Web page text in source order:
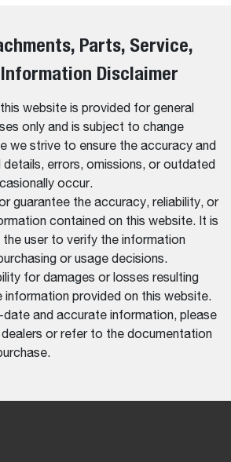
Parts, Service,
Disclaimer
website is provided for general
only and is subject to change
we strive to ensure the accuracy and
errors, omissions, or outdated
occur.
guarantee the accuracy, reliability, or
contained on this website. It is
user to verify the information
or usage decisions.
for damages or losses resulting
information provided on this website.
and accurate information, please
or refer to the documentation